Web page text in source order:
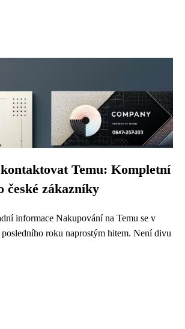
Temu: Kompletní
české zákazníky
informace Nakupování na Temu se v
posledního roku naprostým hitem. Není divu